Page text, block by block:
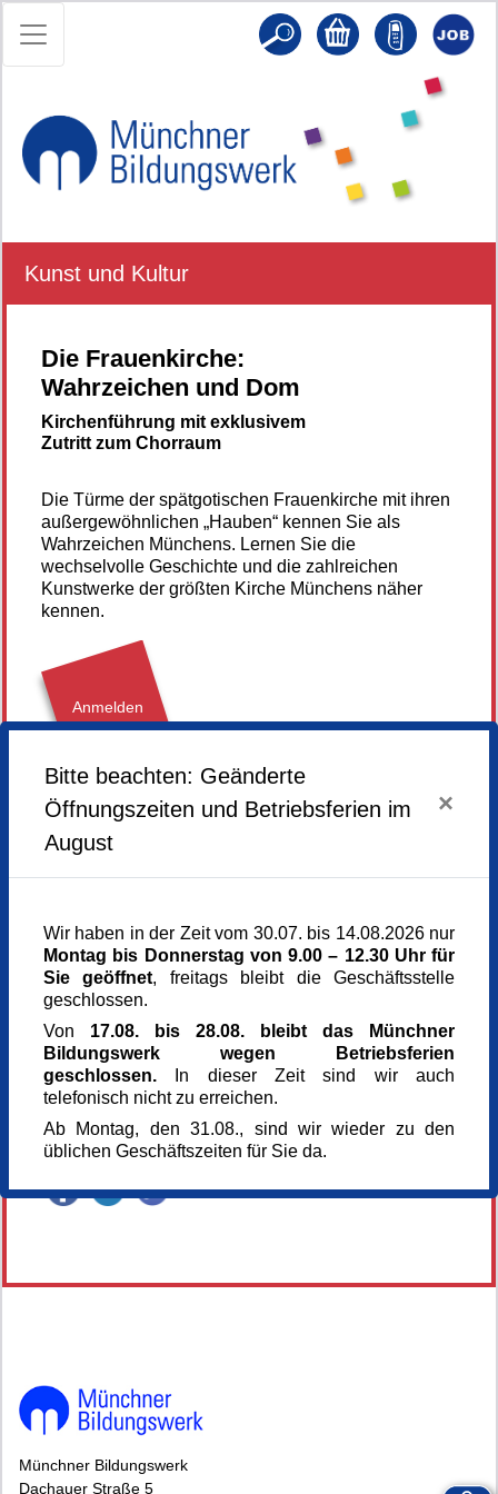
Kunst und Kultur
Die Frauenkirche:
Wahrzeichen und Dom
Kirchenführung mit exklusivem
Zutritt zum Chorraum
Die Türme der spätgotischen Frauenkirche mit ihren
außergewöhnlichen „Hauben“ kennen Sie als
Wahrzeichen Münchens. Lernen Sie die
wechselvolle Geschichte und die zahlreichen
Kunstwerke der größten Kirche Münchens näher
kennen.
Anmelden
Sonntag,27.09.2026, 14.30 - 15.30 Uhr
Veranstaltungsort
München
Kursgebühr
9 €
Referent_in
Christine Bittner
Dipl.-Geogr., Kunsthistorikerin
Anmeldung bis
24.09.2026
168086
Veranstaltung teilen
Münchner Bildungswerk
Dachauer Straße 5
Bitte beachten: Geänderte
Öffnungszeiten und Betriebsferien im
August
×
Wir haben in der Zeit vom 30.07. bis 14.08.2026 nur
Montag bis Donnerstag von 9.00 – 12.30 Uhr für
Sie geöffnet, freitags bleibt die Geschäftsstelle
geschlossen.
Von 17.08. bis 28.08. bleibt das Münchner
Bildungswerk wegen Betriebsferien
geschlossen. In dieser Zeit sind wir auch
telefonisch nicht zu erreichen.
Ab Montag, den 31.08., sind wir wieder zu den
üblichen Geschäftszeiten für Sie da.